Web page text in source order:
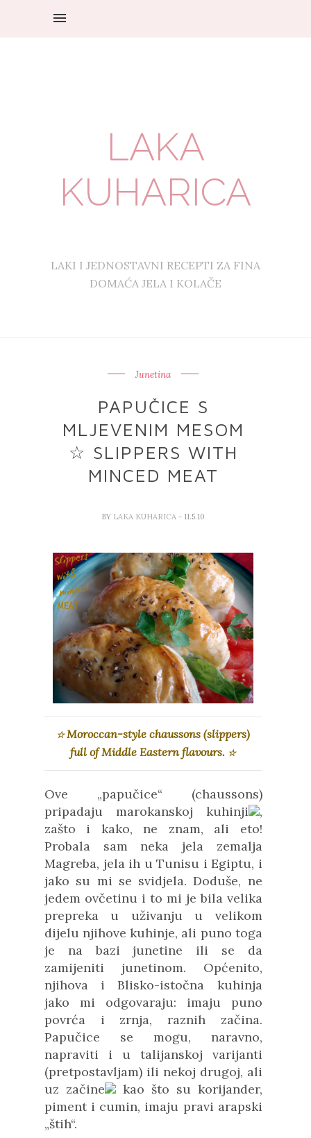
LAKA
KUHARICA
LAKI I JEDNOSTAVNI RECEPTI ZA FINA
DOMAĆA JELA I KOLAČE
Junetina
PAPUČICE S
MLJEVENIM MESOM
☆ SLIPPERS WITH
MINCED MEAT
BY LAKA KUHARICA - 11.5.10
☆Moroccan-style chaussons (slippers)
full of Middle Eastern flavours. ☆
Ove „papučice“ (chaussons)
pripadaju marokanskoj kuhinji
,
zašto i kako, ne znam, ali eto!
Probala sam neka jela zemalja
Magreba, jela ih u Tunisu i Egiptu, i
jako su mi se svidjela. Doduše, ne
jedem ovčetinu i to mi je bila velika
prepreka u uživanju u velikom
dijelu njihove kuhinje, ali puno toga
je na bazi junetine ili se da
zamijeniti junetinom. Općenito,
njihova i Blisko-istočna kuhinja
jako mi odgovaraju: imaju puno
povrća i zrnja, raznih začina.
Papučice se mogu, naravno,
napraviti i u talijanskoj varijanti
(pretpostavljam) ili nekoj drugoj, ali
uz začine
kao što su korijander,
piment i cumin, imaju pravi arapski
„štih“.